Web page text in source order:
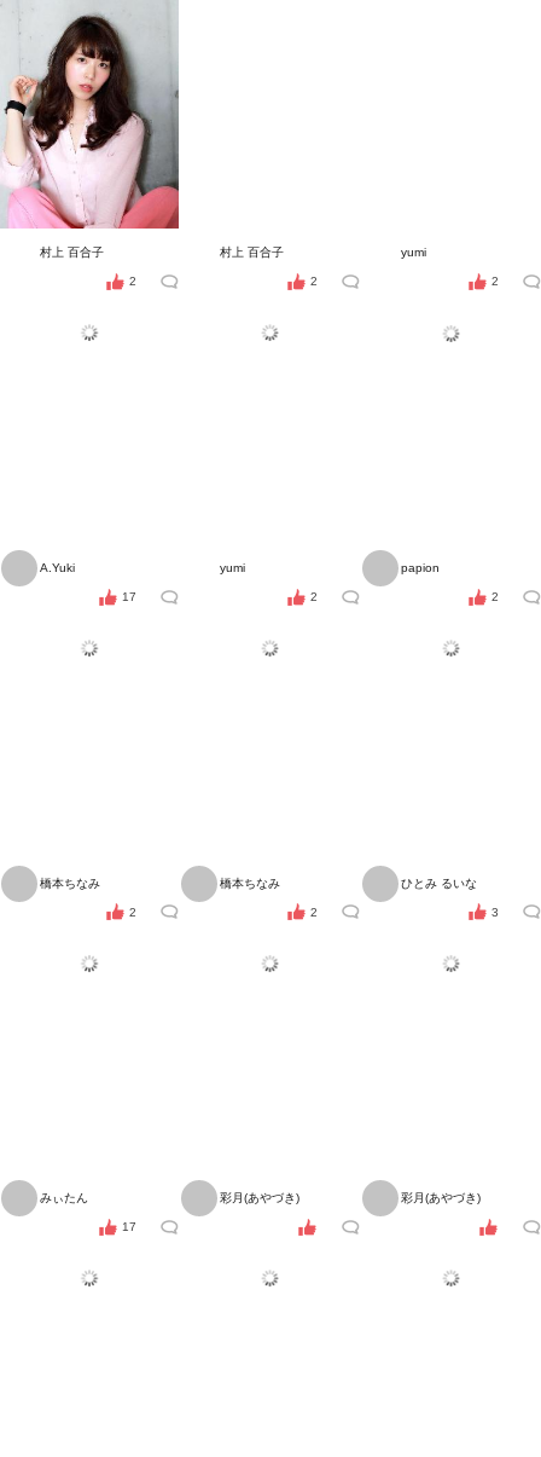
村上 百合子
2
村上 百合子
2
yumi
2
A.Yuki
17
yumi
2
papion
2
橋本ちなみ
2
橋本ちなみ
2
ひとみ るいな
3
みぃたん
17
彩月(あやづき) 彩月(あやづき)